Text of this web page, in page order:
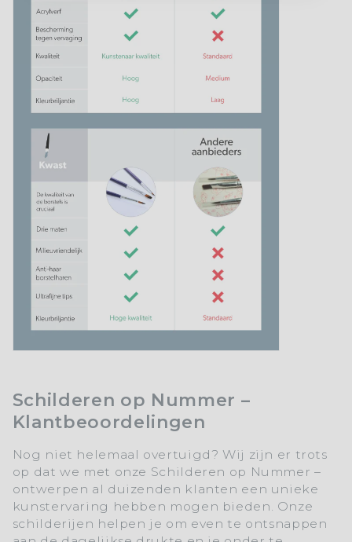
Schilderen op Nummer –
Klantbeoordelingen
Nog niet helemaal overtuigd? Wij zijn er trots
op dat we met onze Schilderen op Nummer –
ontwerpen al duizenden klanten een unieke
kunstervaring hebben mogen bieden. Onze
schilderijen helpen je om even te ontsnappen